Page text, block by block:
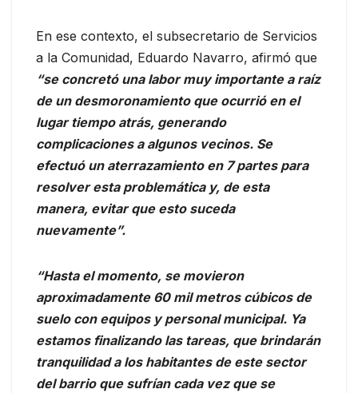
En ese contexto, el subsecretario de Servicios
a la Comunidad, Eduardo Navarro, afirmó que
“se concretó una labor muy importante a raíz
de un desmoronamiento que ocurrió en el
lugar tiempo atrás, generando
complicaciones a algunos vecinos. Se
efectuó un aterrazamiento en 7 partes para
resolver esta problemática y, de esta
manera, evitar que esto suceda
nuevamente”.
“Hasta el momento, se movieron
aproximadamente 60 mil metros cúbicos de
suelo con equipos y personal municipal. Ya
estamos finalizando las tareas, que brindarán
tranquilidad a los habitantes de este sector
del barrio que sufrían cada vez que se